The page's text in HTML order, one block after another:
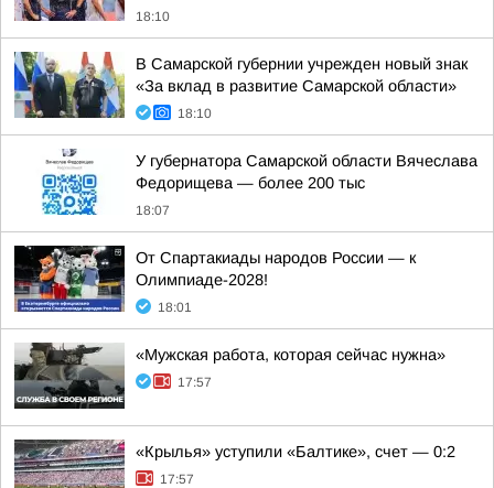
18:10
В Самарской губернии учрежден новый знак
«За вклад в развитие Самарской области»
18:10
У губернатора Самарской области Вячеслава
Федорищева — более 200 тыс
18:07
От Спартакиады народов России — к
Олимпиаде-2028!
18:01
«Мужская работа, которая сейчас нужна»
17:57
«Крылья» уступили «Балтике», счет — 0:2
17:57